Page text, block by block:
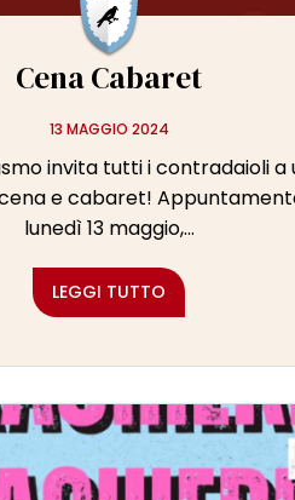
Cena Cabaret
13 MAGGIO 2024
invita tutti i contradaioli a
e cabaret!
lunedì 13 maggio,...
LEGGI TUTTO